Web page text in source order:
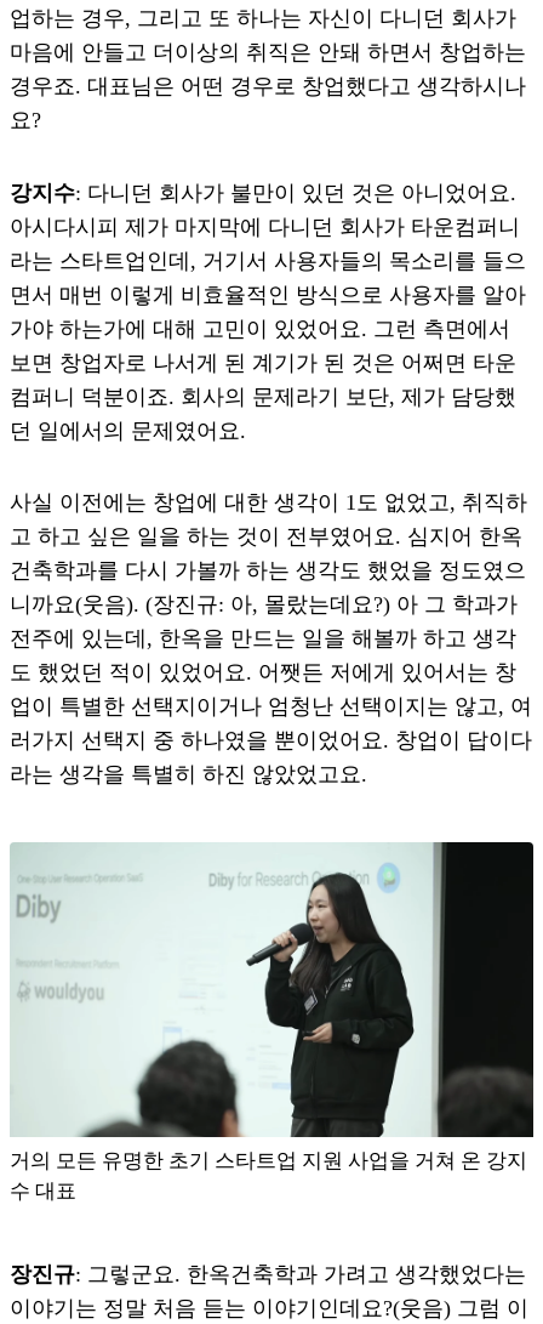
업하는 경우, 그리고 또 하나는 자신이 다니던 회사가
마음에 안들고 더이상의 취직은 안돼 하면서 창업하는
경우죠. 대표님은 어떤 경우로 창업했다고 생각하시나
요?
강지수: 다니던 회사가 불만이 있던 것은 아니었어요.
아시다시피 제가 마지막에 다니던 회사가 타운컴퍼니
라는 스타트업인데, 거기서 사용자들의 목소리를 들으
면서 매번 이렇게 비효율적인 방식으로 사용자를 알아
가야 하는가에 대해 고민이 있었어요. 그런 측면에서
보면 창업자로 나서게 된 계기가 된 것은 어쩌면 타운
컴퍼니 덕분이죠. 회사의 문제라기 보단, 제가 담당했
던 일에서의 문제였어요.
사실 이전에는 창업에 대한 생각이 1도 없었고, 취직하
고 하고 싶은 일을 하는 것이 전부였어요. 심지어 한옥
건축학과를 다시 가볼까 하는 생각도 했었을 정도였으
니까요(웃음). (장진규: 아, 몰랐는데요?) 아 그 학과가
전주에 있는데, 한옥을 만드는 일을 해볼까 하고 생각
도 했었던 적이 있었어요. 어쨋든 저에게 있어서는 창
업이 특별한 선택지이거나 엄청난 선택이지는 않고, 여
러가지 선택지 중 하나였을 뿐이었어요. 창업이 답이다
라는 생각을 특별히 하진 않았었고요.
거의 모든 유명한 초기 스타트업 지원 사업을 거쳐 온 강지
수 대표
장진규: 그렇군요. 한옥건축학과 가려고 생각했었다는
이야기는 정말 처음 듣는 이야기인데요?(웃음) 그럼 이